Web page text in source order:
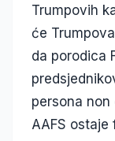
Trumpovih
će
da porodica
persona
AAFS